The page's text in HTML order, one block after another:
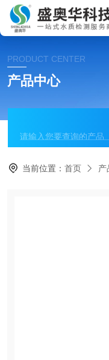
PRODUCT CENTER
产品中心
当前位置：首页 产